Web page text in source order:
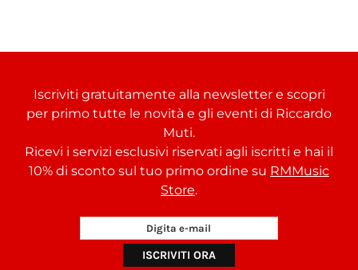
Iscriviti gratuitamente alla newsletter e scopri
per primo tutte le novità e gli eventi di Riccardo
Muti.
Ricevi i servizi esclusivi riservati agli iscritti e hai il
10% di sconto sul tuo primo ordine su RMMusic
Store.